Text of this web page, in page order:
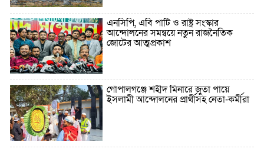
এনসিপি, এবি পার্টি ও রাষ্ট্র সংস্কার
আন্দোলনের সমন্বয়ে নতুন রাজনৈতিক
জোটের আত্মপ্রকাশ
গোপালগঞ্জে শহীদ মিনারে জুতা পায়ে
ইসলামী আন্দোলনের প্রার্থীসহ নেতা-কর্মীরা